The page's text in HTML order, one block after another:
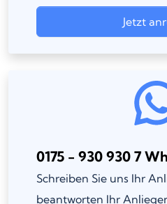
Jetzt
0175 - 930 930 7
Schreiben Sie uns Ihr
beantworten Ihr